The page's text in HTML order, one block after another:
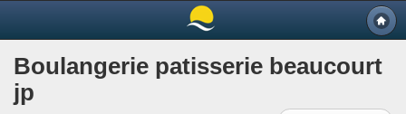
Boulangerie patisserie beaucourt
jp